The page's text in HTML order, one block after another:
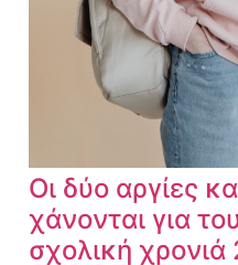
Οι δύο αργίες
χάνονται για
σχολική